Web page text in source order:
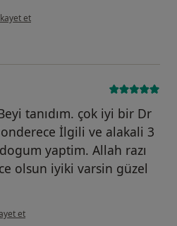
görüşüne göre he...i
et
tanıdım. çok iyi bir Dr
İlgili ve alakali 3
yaptim. Allah razı
olsun iyiki varsin güzel
görüşüne göre he...i
et